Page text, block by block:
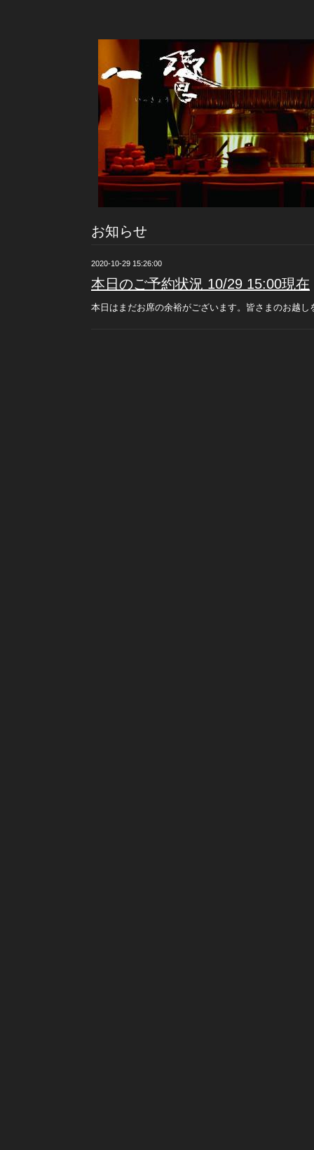
お知らせ
2020-10-29 15:26:00
本日のご予約状況 10/29 15:00現在
本日はまだお席の余裕がございます。皆さまのお越し